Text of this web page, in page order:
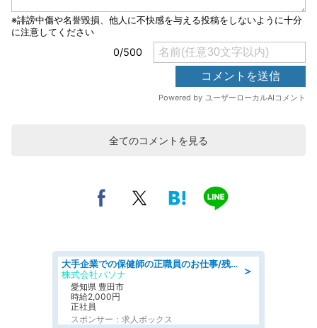
全てのコメントを見る
＞
大手企業での保健師の正職員のお仕事/残業なし/要資格:保健師
株式会社パソナ
愛知県 豊田市
時給2,000円
正社員
スポンサー：求人ボックス